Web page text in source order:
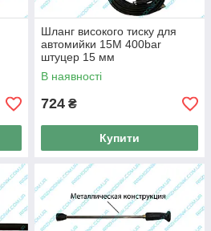
Шланг високого тиску для
автомийки 15М 400bar
штуцер 15 мм
(Універсальний)
В наявності
724 ₴
Купити